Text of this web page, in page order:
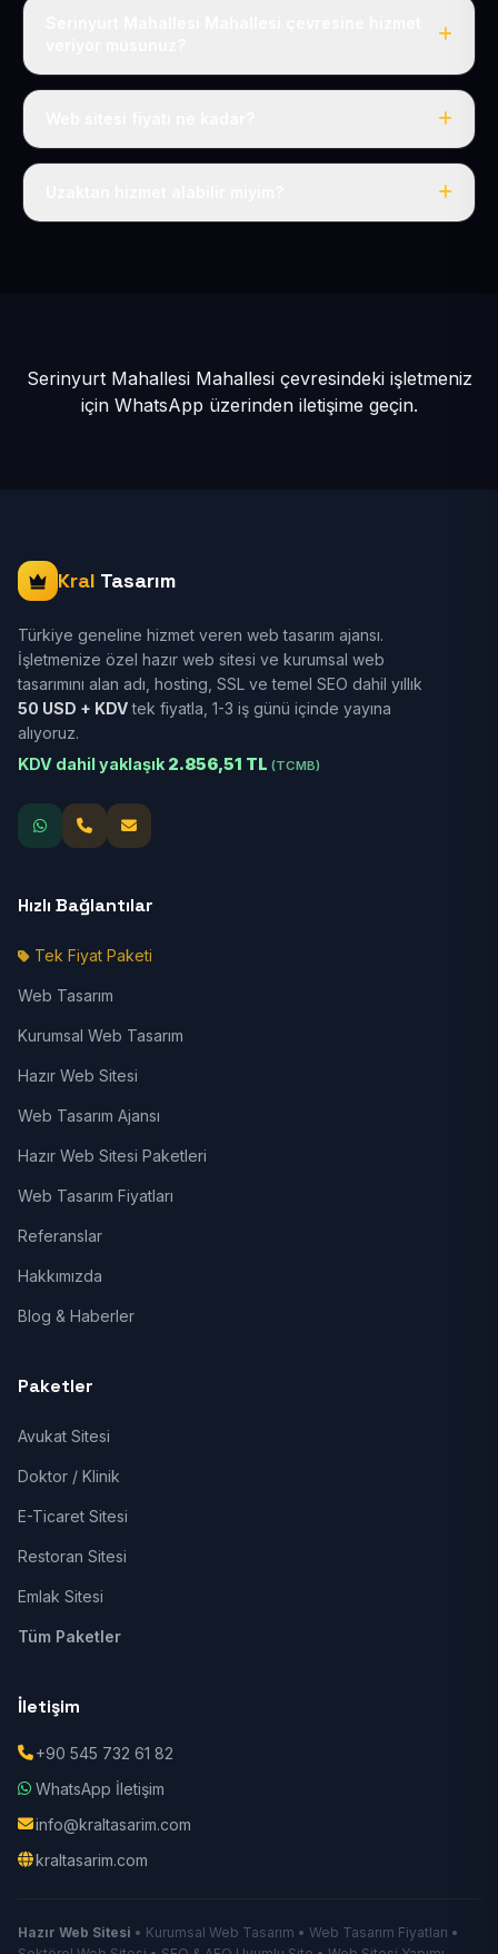
Evet, Serinyurt Mahallesi dahil tüm Pınarbaşı ve
Tek fiyat: yılda 50 USD + KDV, her şey dahil.
Serinyurt Mahallesi Mahallesi çevresindeki işletmeniz
için WhatsApp üzerinden iletişime geçin.
Kral Tasarım
Türkiye geneline hizmet veren web tasarım ajansı.
İşletmenize özel hazır web sitesi ve kurumsal web
tasarımını alan adı, hosting, SSL ve temel SEO dahil yıllık
50 USD + KDVtek fiyatla, 1-3 iş günü içinde yayına
alıyoruz.
KDV dahil yaklaşık 2.856,51 TL (TCMB)
Hızlı Bağlantılar
Tek Fiyat Paketi
Web Tasarım
Kurumsal Web Tasarım
Hazır Web Sitesi
Web Tasarım Ajansı
Hazır Web Sitesi Paketleri
Web Tasarım Fiyatları
Referanslar
Hakkımızda
Blog & Haberler
Paketler
Avukat Sitesi
Doktor / Klinik
E-Ticaret Sitesi
Restoran Sitesi
Emlak Sitesi
Tüm Paketler
İletişim
+90 545 732 61 82
WhatsApp İletişim
info@kraltasarim.com
kraltasarim.com
Hazır Web Sitesi • Kurumsal Web Tasarım • Web Tasarım Fiyatları •